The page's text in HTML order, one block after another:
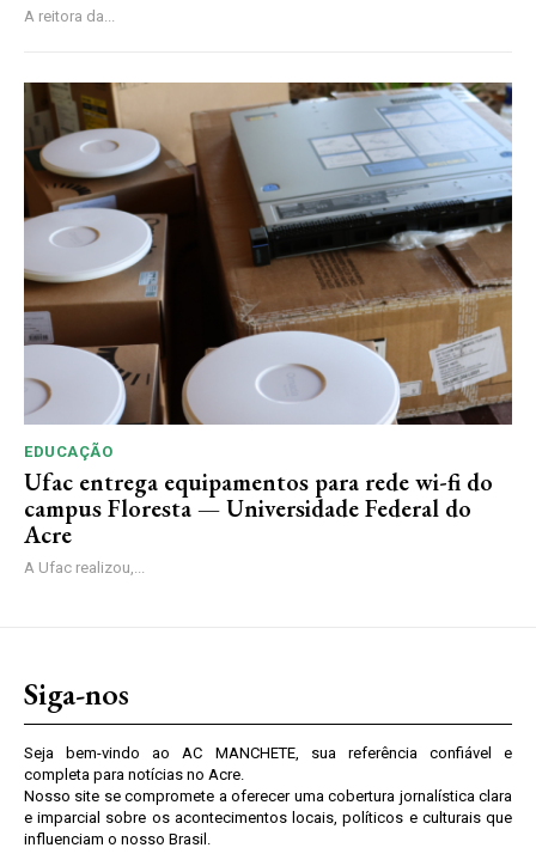
A reitora da...
EDUCAÇÃO
Ufac entrega equipamentos para rede wi-fi do
campus Floresta — Universidade Federal do
Acre
A Ufac realizou,...
Siga-nos
Seja bem-vindo ao AC MANCHETE, sua referência confiável e
completa para notícias no Acre.
Nosso site se compromete a oferecer uma cobertura jornalística clara
e imparcial sobre os acontecimentos locais, políticos e culturais que
influenciam o nosso Brasil.